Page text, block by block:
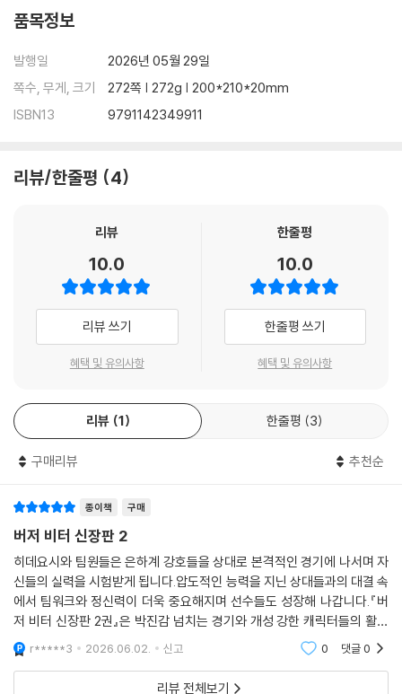
품목정보
발행일
2026년 05월 29일
쪽수, 무게, 크기
272쪽 | 272g | 200*210*20mm
ISBN13
9791142349911
리뷰/한줄평 4
리뷰
10.0
리뷰 쓰기
혜택 및 유의사항
한줄평
10.0
한줄평 쓰기
혜택 및 유의사항
리뷰 1 한줄평 3
구매리뷰 추천순
종이책 구매
버저 비터 신장판 2
히데요시와 팀원들은 은하계 강호들을 상대로 본격적인 경기에 나서며 자
신들의 실력을 시험받게 됩니다.압도적인 능력을 지닌 상대들과의 대결 속
에서 팀워크와 정신력이 더욱 중요해지며 선수들도 성장해 나갑니다.『버
저 비터 신장판 2권』은 박진감 넘치는 경기와 개성 강한 캐릭터들의 활약
이 돋보이는 권이었습니다.
r*****3 2026.06.02. 신고 0 댓글0
리뷰 전체보기